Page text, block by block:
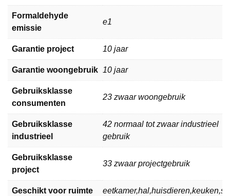
Formaldehyde
emissie
e1
Garantie project 10 jaar
Garantie woongebruik 10 jaar
Gebruiksklasse
consumenten
23 zwaar woongebruik
Gebruiksklasse
industrieel
42 normaal tot zwaar industrieel
gebruik
Gebruiksklasse
project
33 zwaar projectgebruik
Geschikt voor ruimte